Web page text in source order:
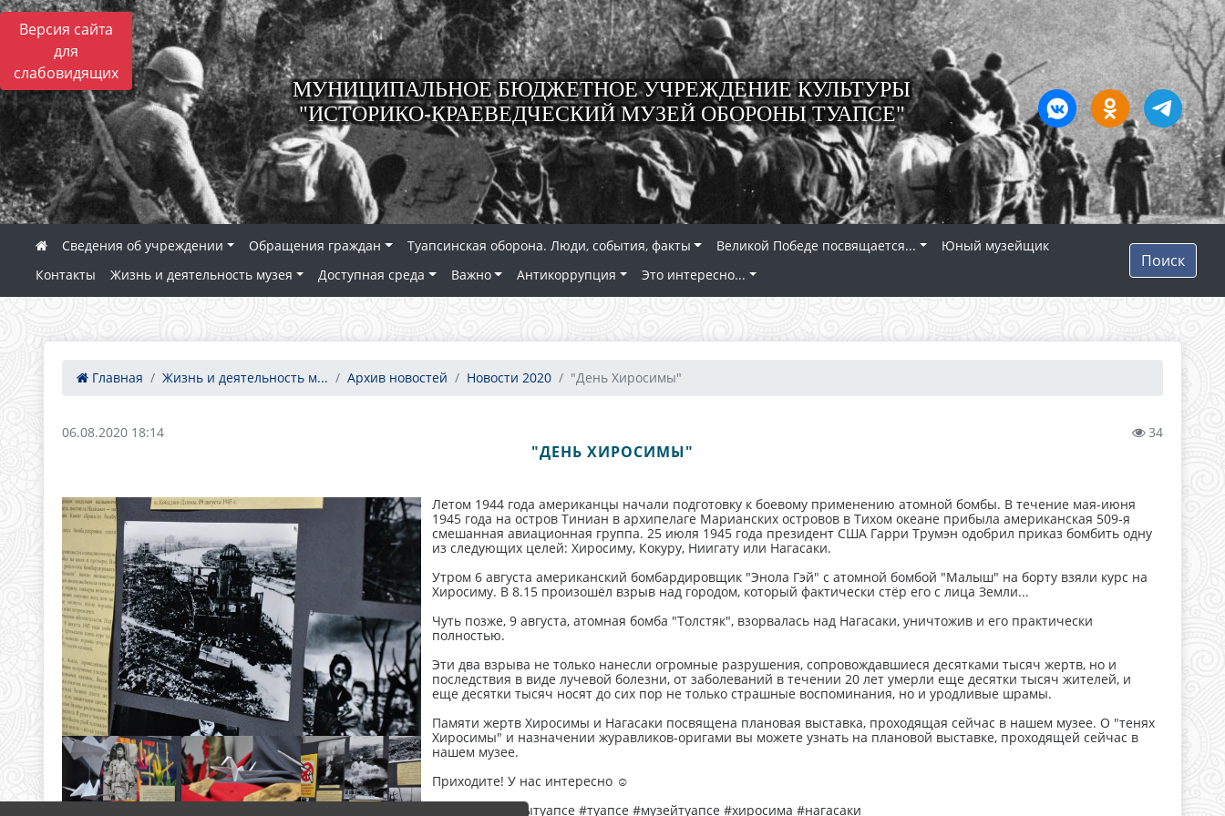
Версия сайта
для
слабовидящих
МУНИЦИПАЛЬНОЕ БЮДЖЕТНОЕ УЧРЕЖДЕНИЕ КУЛЬТУРЫ
"ИСТОРИКО-КРАЕВЕДЧЕСКИЙ МУЗЕЙ ОБОРОНЫ ТУАПСЕ"
Сведения об учреждении Обращения граждан Туапсинская оборона. Люди, события, факты Великой Победе посвящается...
Юный музейщик
Контакты
Жизнь и деятельность музея Доступная среда Важно Антикоррупция Это интересно...
Поиск
Главная Жизнь и деятельность м... Архив новостей Новости 2020 "День Хиросимы"
06.08.2020 18:14 34
"ДЕНЬ ХИРОСИМЫ"
Летом 1944 года американцы начали подготовку к боевому применению атомной бомбы. В течение мая-июня
1945 года на остров Тиниан в архипелаге Марианских островов в Тихом океане прибыла американская 509-я
смешанная авиационная группа. 25 июля 1945 года президент США Гарри Трумэн одобрил приказ бомбить одну
из следующих целей: Хиросиму, Кокуру, Ниигату или Нагасаки.
Утром 6 августа американский бомбардировщик "Энола Гэй" с атомной бомбой "Малыш" на борту взяли курс на
Хиросиму. В 8.15 произошёл взрыв над городом, который фактически стёр его с лица Земли...
Чуть позже, 9 августа, атомная бомба "Толстяк", взорвалась над Нагасаки, уничтожив и его практически
полностью.
Эти два взрыва не только нанесли огромные разрушения, сопровождавшиеся десятками тысяч жертв, но и
последствия в виде лучевой болезни, от заболеваний в течении 20 лет умерли еще десятки тысяч жителей, и
еще десятки тысяч носят до сих пор не только страшные воспоминания, но и уродливые шрамы.
Памяти жертв Хиросимы и Нагасаки посвящена плановая выставка, проходящая сейчас в нашем музее. О "тенях
Хиросимы" и назначении журавликов-оригами вы можете узнать на плановой выставке, проходящей сейчас в
нашем музее.
Приходите! У нас интересно ☺
#музейоборонытуапсе #туапсе #музейтуапсе #хиросима #нагасаки